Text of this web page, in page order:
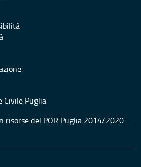
Civile Puglia
risorse del POR Puglia 2014/2020 -